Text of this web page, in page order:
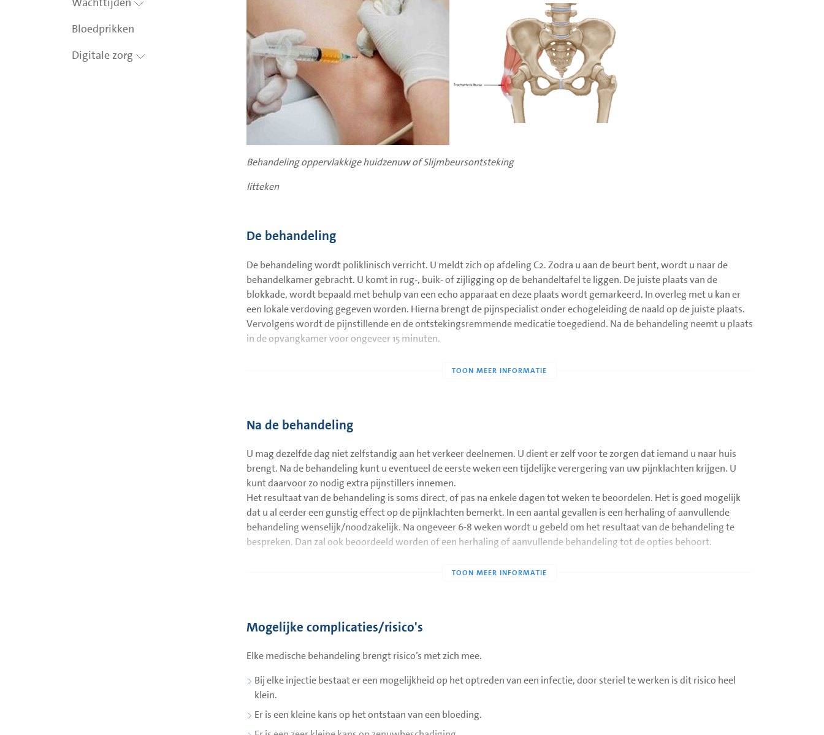
Bloedprikken
Digitale zorg
Behandeling oppervlakkige huidzenuw of Slijmbeursontsteking
litteken
De behandeling
De behandeling wordt poliklinisch verricht. U meldt zich op afdeling C2. Zodra u aan de beurt bent, wordt u naar de
behandelkamer gebracht. U komt in rug-, buik- of zijligging op de behandeltafel te liggen. De juiste plaats van de
blokkade, wordt bepaald met behulp van een echo apparaat en deze plaats wordt gemarkeerd. In overleg met u kan er
een lokale verdoving gegeven worden. Hierna brengt de pijnspecialist onder echogeleiding de naald op de juiste plaats.
Vervolgens wordt de pijnstillende en de ontstekingsremmende medicatie toegediend. Na de behandeling neemt u plaats
in de opvangkamer voor ongeveer 15 minuten.
Na de behandeling
U mag dezelfde dag niet zelfstandig aan het verkeer deelnemen. U dient er zelf voor te zorgen dat iemand u naar huis
brengt. Na de behandeling kunt u eventueel de eerste weken een tijdelijke verergering van uw pijnklachten krijgen. U
kunt daarvoor zo nodig extra pijnstillers innemen.
Het resultaat van de behandeling is soms direct, of pas na enkele dagen tot weken te beoordelen. Het is goed mogelijk
dat u al eerder een gunstig effect op de pijnklachten bemerkt. In een aantal gevallen is een herhaling of aanvullende
behandeling wenselijk/noodzakelijk. Na ongeveer 6-8 weken wordt u gebeld om het resultaat van de behandeling te
bespreken. Dan zal ook beoordeeld worden of een herhaling of aanvullende behandeling tot de opties behoort.
Mogelijke complicaties/risico's
Elke medische behandeling brengt risico’s met zich mee.
Bij elke injectie bestaat er een mogelijkheid op het optreden van een infectie, door steriel te werken is dit risico heel
klein.
Er is een kleine kans op het ontstaan van een bloeding.